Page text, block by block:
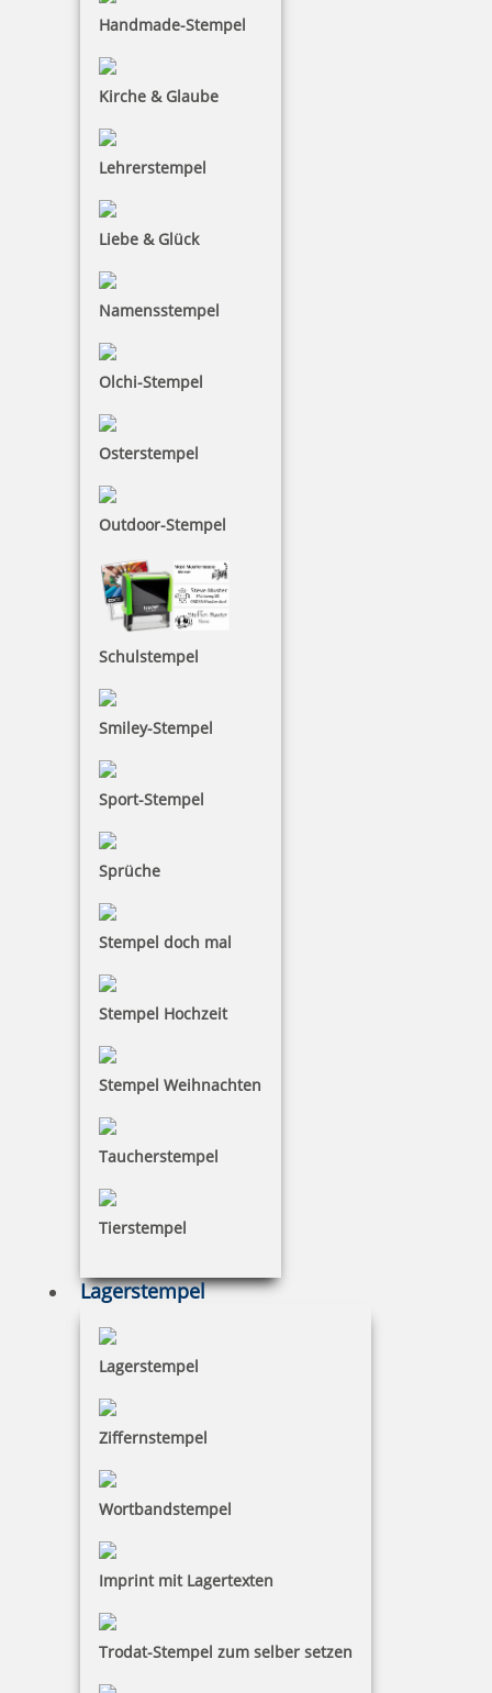
Handmade-Stempel
Kirche & Glaube
Lehrerstempel
Liebe & Glück
Namensstempel
Olchi-Stempel
Osterstempel
Outdoor-Stempel
Schulstempel
Smiley-Stempel
Sport-Stempel
Sprüche
Stempel doch mal
Stempel Hochzeit
Stempel Weihnachten
Taucherstempel
Tierstempel
Lagerstempel
Lagerstempel
Ziffernstempel
Wortbandstempel
Imprint mit Lagertexten
Trodat-Stempel zum selber setzen